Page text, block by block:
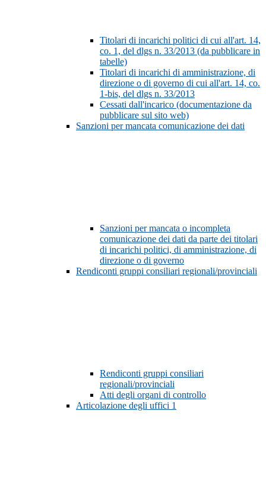
Titolari di incarichi politici di cui all'art. 14,
co. 1, del dlgs n. 33/2013 (da pubblicare in
tabelle)
Titolari di incarichi di amministrazione, di
direzione o di governo di cui all'art. 14, co.
1-bis, del dlgs n. 33/2013
Cessati dall'incarico (documentazione da
pubblicare sul sito web)
Sanzioni per mancata comunicazione dei dati
Sanzioni per mancata o incompleta
comunicazione dei dati da parte dei titolari
di incarichi politici, di amministrazione, di
direzione o di governo
Rendiconti gruppi consiliari regionali/provinciali
Rendiconti gruppi consiliari
regionali/provinciali
Atti degli organi di controllo
Articolazione degli uffici 1